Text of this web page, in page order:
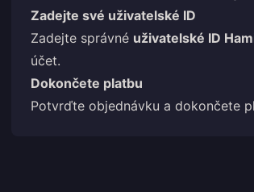
Zadejte své uživatelské ID
Zadejte správné uživatelské ID
účet.
Dokončete platbu
Potvrďte objednávku a dokončete